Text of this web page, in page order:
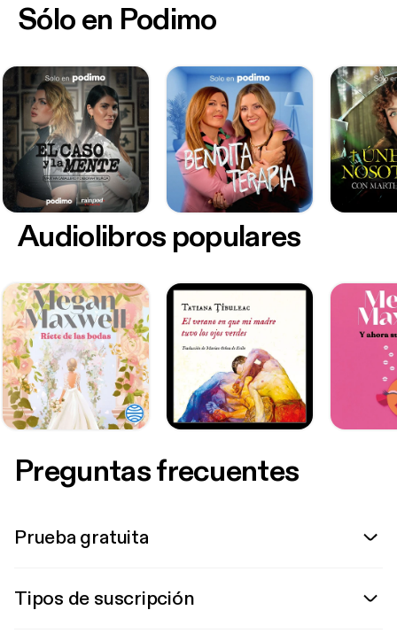
Sólo en Podimo
Audiolibros populares
Preguntas frecuentes
Prueba gratuita
Tipos de suscripción